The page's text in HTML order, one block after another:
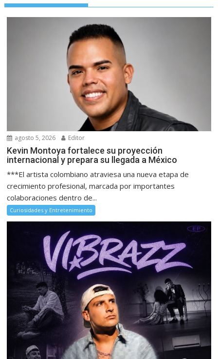
agosto 5, 2026 Editor
Kevin Montoya fortalece su proyección
internacional y prepara su llegada a México
***El artista colombiano atraviesa una nueva etapa de
crecimiento profesional, marcada por importantes
colaboraciones dentro de...
Curiosidades y Entretenimiento